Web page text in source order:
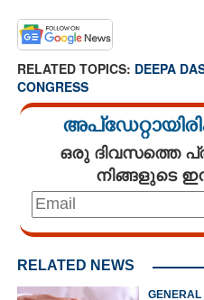
RELATED TOPICS: DEEPA
CONGRESS
ഒരു ദിവസത്തെ
നിങ്ങളുടെ
RELATED NEWS
GENERAL